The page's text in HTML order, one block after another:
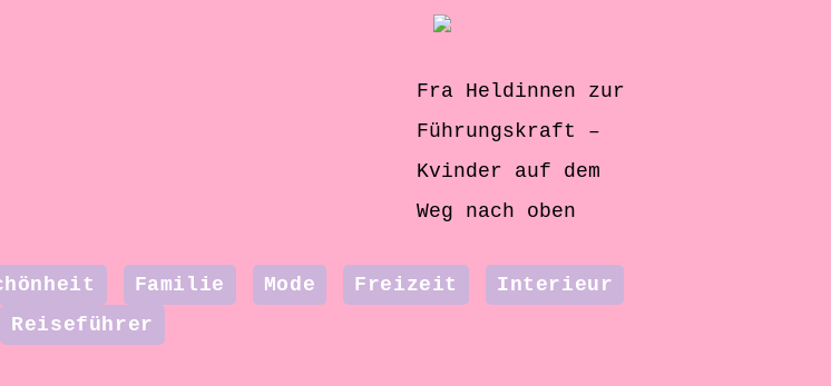
Fra Heldinnen zur
Führungskraft –
Kvinder auf dem
Weg nach oben
Familie Mode Freizeit
Interieur
Reiseführer